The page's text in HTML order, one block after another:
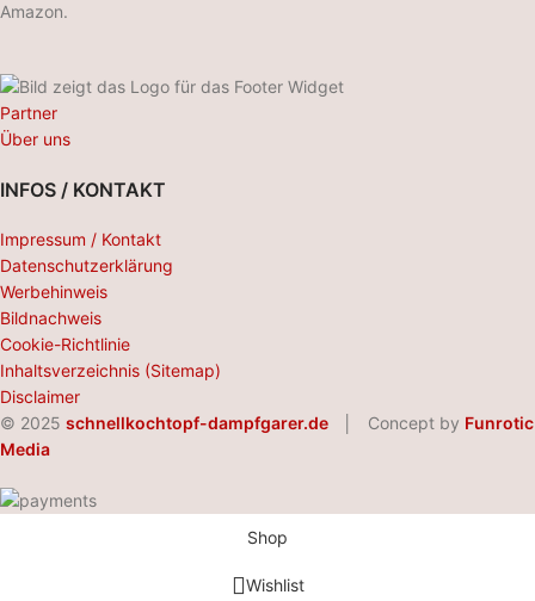
Amazon.
Partner
Über uns
INFOS / KONTAKT
Impressum / Kontakt
Datenschutzerklärung
Werbehinweis
Bildnachweis
Cookie-Richtlinie
Inhaltsverzeichnis (Sitemap)
Disclaimer
© 2025 schnellkochtopf-dampfgarer.de │ Concept by Funrotic
Media
Shop
Wishlist